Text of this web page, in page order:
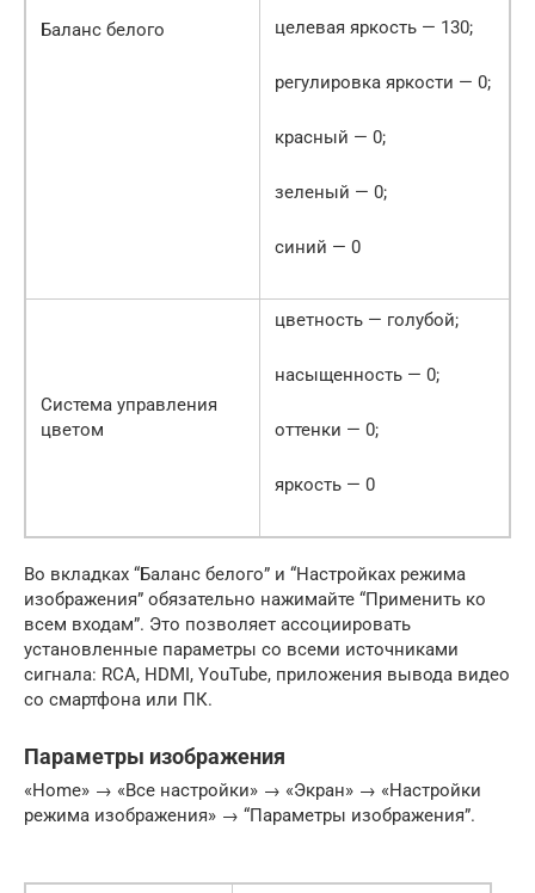
Баланс белого целевая яркость — 130;
регулировка яркости — 0;
красный — 0;
зеленый — 0;
синий — 0
Система управления
цветом
цветность — голубой;
насыщенность — 0;
оттенки — 0;
яркость — 0
Во вкладках “Баланс белого” и “Настройках режима
изображения” обязательно нажимайте “Применить ко
всем входам”. Это позволяет ассоциировать
установленные параметры со всеми источниками
сигнала: RCA, HDMI, YouTube, приложения вывода видео
со смартфона или ПК.
Параметры изображения
«Home» → «Все настройки» → «Экран» → «Настройки
режима изображения» → “Параметры изображения”.